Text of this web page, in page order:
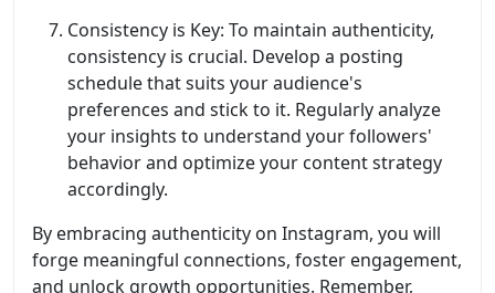
Consistency is Key: To maintain authenticity,
consistency is crucial. Develop a posting
schedule that suits your audience's
preferences and stick to it. Regularly analyze
your insights to understand your followers'
behavior and optimize your content strategy
accordingly.
By embracing authenticity on Instagram, you will
forge meaningful connections, foster engagement,
and unlock growth opportunities. Remember,